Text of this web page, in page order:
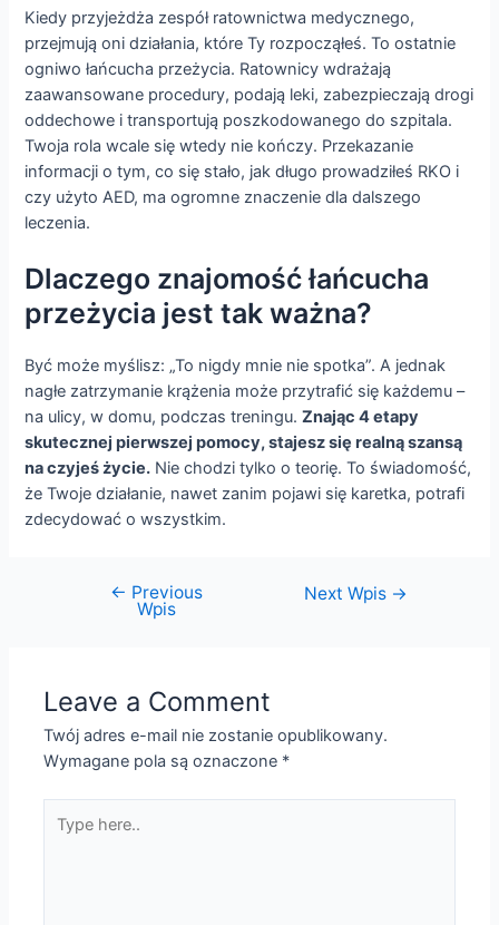
Kiedy przyjeżdża zespół ratownictwa medycznego,
przejmują oni działania, które Ty rozpocząłeś. To ostatnie
ogniwo łańcucha przeżycia. Ratownicy wdrażają
zaawansowane procedury, podają leki, zabezpieczają drogi
oddechowe i transportują poszkodowanego do szpitala.
Twoja rola wcale się wtedy nie kończy. Przekazanie
informacji o tym, co się stało, jak długo prowadziłeś RKO i
czy użyto AED, ma ogromne znaczenie dla dalszego
leczenia.
Dlaczego znajomość łańcucha
przeżycia jest tak ważna?
Być może myślisz: „To nigdy mnie nie spotka”. A jednak
nagłe zatrzymanie krążenia może przytrafić się każdemu –
na ulicy, w domu, podczas treningu.Znając 4 etapy
skutecznej pierwszej pomocy, stajesz się realną szansą
na czyjeś życie. Nie chodzi tylko o teorię. To świadomość,
że Twoje działanie, nawet zanim pojawi się karetka, potrafi
zdecydować o wszystkim.
← Previous
Wpis
Next Wpis →
Leave a Comment
Twój adres e-mail nie zostanie opublikowany.
Wymagane pola są oznaczone *
here..